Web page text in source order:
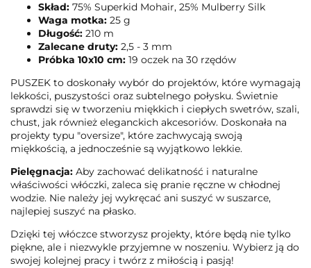
Skład: 75% Superkid Mohair, 25% Mulberry Silk
Waga motka: 25 g
Długość: 210 m
Zalecane druty: 2,5 - 3 mm
Próbka 10x10 cm: 19 oczek na 30 rzędów
PUSZEK to doskonały wybór do projektów, które wymagają
lekkości, puszystości oraz subtelnego połysku. Świetnie
sprawdzi się w tworzeniu miękkich i ciepłych swetrów, szali,
chust, jak również eleganckich akcesoriów. Doskonała na
projekty typu "oversize", które zachwycają swoją
miękkością, a jednocześnie są wyjątkowo lekkie.
Pielęgnacja: Aby zachować delikatność i naturalne
właściwości włóczki, zaleca się pranie ręczne w chłodnej
wodzie. Nie należy jej wykręcać ani suszyć w suszarce,
najlepiej suszyć na płasko.
Dzięki tej włóczce stworzysz projekty, które będą nie tylko
piękne, ale i niezwykle przyjemne w noszeniu. Wybierz ją do
swojej kolejnej pracy i twórz z miłością i pasją!